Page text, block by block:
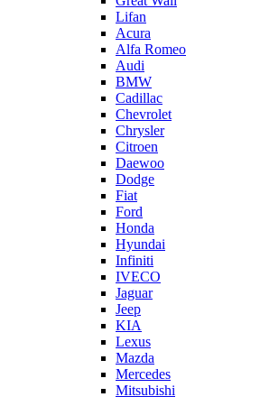
Lifan
Acura
Alfa Romeo
Audi
BMW
Cadillac
Chevrolet
Chrysler
Citroen
Daewoo
Dodge
Fiat
Ford
Honda
Hyundai
Infiniti
IVECO
Jaguar
Jeep
KIA
Lexus
Mazda
Mercedes
Mitsubishi